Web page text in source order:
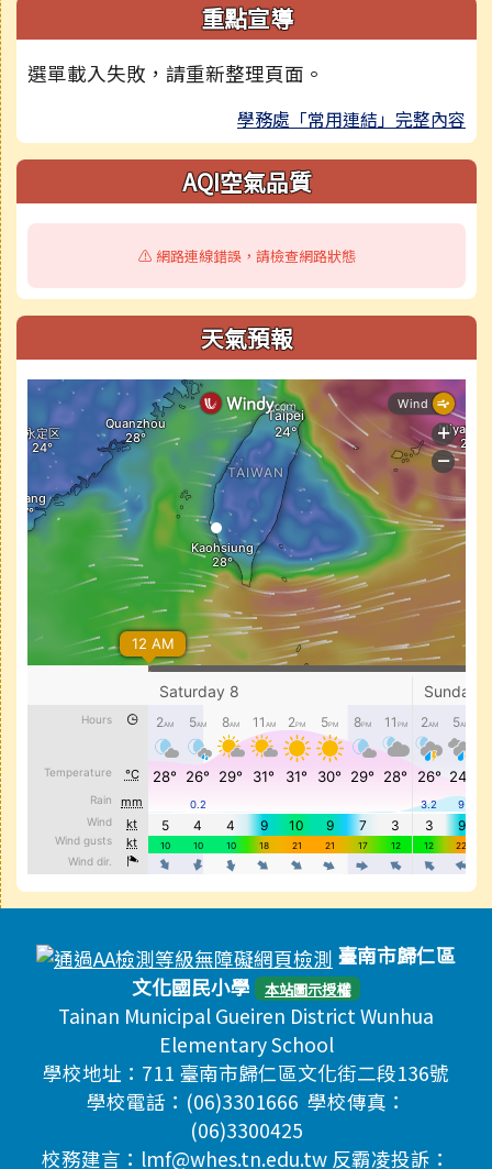
重點宣導
選單載入失敗，請重新整理頁面。
學務處「常用連結」完整內容
AQI空氣品質
⚠️ 網路連線錯誤，請檢查網路狀態
天氣預報
頁尾區域內容
臺南市歸仁區
文化國民小學 本站圖示授權
Tainan Municipal Gueiren District Wunhua
Elementary School
學校地址：711 臺南市歸仁區文化街二段136號
學校電話：(06)3301666 學校傳真：
(06)3300425
校務建言：lmf@whes.tn.edu.tw 反霸凌投訴：